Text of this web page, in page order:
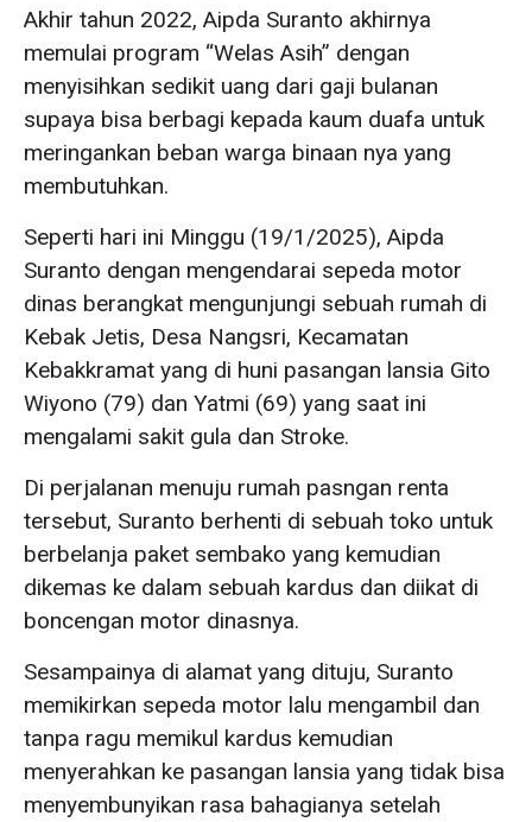
Akhir tahun 2022, Aipda Suranto akhirnya
memulai program “Welas Asih” dengan
menyisihkan sedikit uang dari gaji bulanan
supaya bisa berbagi kepada kaum duafa untuk
meringankan beban warga binaan nya yang
membutuhkan.
Seperti hari ini Minggu (19/1/2025), Aipda
Suranto dengan mengendarai sepeda motor
dinas berangkat mengunjungi sebuah rumah di
Kebak Jetis, Desa Nangsri, Kecamatan
Kebakkramat yang di huni pasangan lansia Gito
Wiyono (79) dan Yatmi (69) yang saat ini
mengalami sakit gula dan Stroke.
Di perjalanan menuju rumah pasngan renta
tersebut, Suranto berhenti di sebuah toko untuk
berbelanja paket sembako yang kemudian
dikemas ke dalam sebuah kardus dan diikat di
boncengan motor dinasnya.
Sesampainya di alamat yang dituju, Suranto
memikirkan sepeda motor lalu mengambil dan
tanpa ragu memikul kardus kemudian
menyerahkan ke pasangan lansia yang tidak bisa
menyembunyikan rasa bahagianya setelah